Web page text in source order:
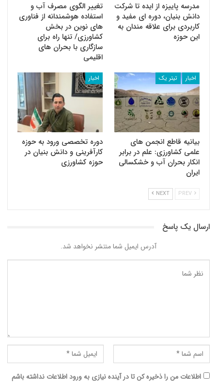
مدرسه پاییزه از ایده تا شرکت
دانش بنیان، دوره ای مفید و
کاربردی برای علاقه مندان به
این حوزه
تغییر الگوی مصرف آب و
استفاده هوشمندانه از فناوری
های نوین در بخش
کشاورزی/ تنها راه برای
سازگاری با بحران های
اقلیمی
اخبار تیتر یک
بیانیه قاطع انجمن های
علمی کشاورزی: علم در برابر
انکار بحران آب و خشکسالی
ایران
اخبار
دوره تخصصی ورود به حوزه
کارآفرینی و دانش بنیان در
حوزه کشاورزی
NEXT
ارسال یک پاسخ
آدرس ایمیل شما منتشر نخواهد شد.
اطلاعات من را ذخیره کن تا در آینده نیازی به ورود اطلاعات نداشته باشم